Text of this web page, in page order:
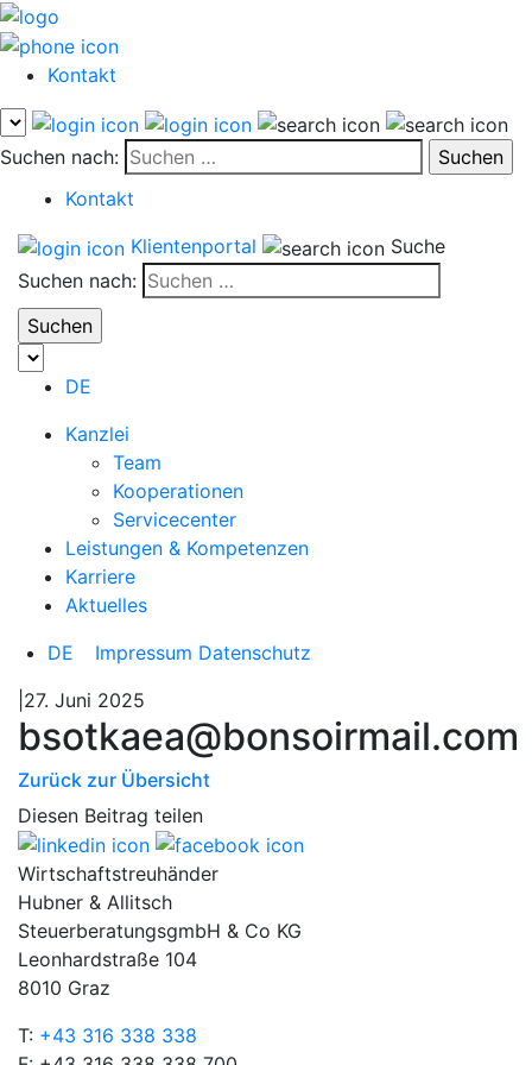
Kontakt
Suchen nach:
Kontakt
Klientenportal
Suche
Suchen nach:
DE
Kanzlei
Team
Kooperationen
Servicecenter
Leistungen & Kompetenzen
Karriere
Aktuelles
DE
Impressum Datenschutz
|27. Juni 2025
bsotkaea@bonsoirmail.com
Zurück zur Übersicht
Diesen Beitrag teilen
Wirtschaftstreuhänder
Hubner & Allitsch
SteuerberatungsgmbH & Co KG
Leonhardstraße 104
8010 Graz
T: +43 316 338 338